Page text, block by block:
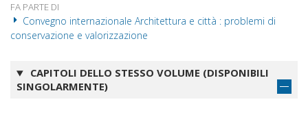
FA PARTE DI
Convegno internazionale Architettura e città : problemi di
conservazione e valorizzazione
CAPITOLI DELLO STESSO VOLUME (DISPONIBILI
SINGOLARMENTE)